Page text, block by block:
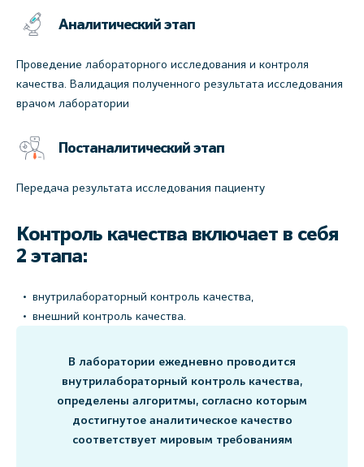
Аналитический этап
Проведение лабораторного исследования и контроля
качества. Валидация полученного результата исследования
врачом лаборатории
Постаналитический этап
Передача результата исследования пациенту
Контроль качества включает в себя
2 этапа:
внутрилабораторный контроль качества,
внешний контроль качества.
В лаборатории ежедневно проводится
внутрилабораторный контроль качества,
определены алгоритмы, согласно которым
достигнутое аналитическое качество
соответствует мировым требованиям